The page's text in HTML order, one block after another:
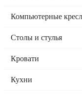
Компьютерные
Столы и стулья
Кровати
Кухни